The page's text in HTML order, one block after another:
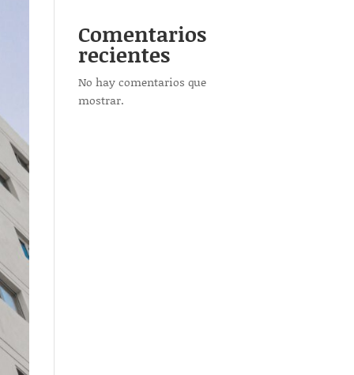
Comentarios
recientes
No hay comentarios que
mostrar.